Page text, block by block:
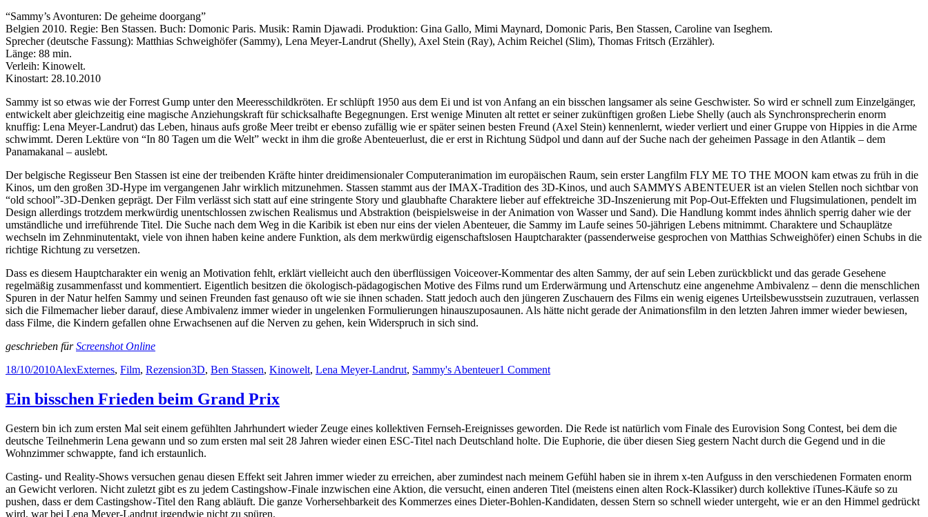
“Sammy’s Avonturen: De geheime doorgang”
Belgien 2010. Regie: Ben Stassen. Buch: Domonic Paris. Musik: Ramin Djawadi. Produktion: Gina Gallo, Mimi Maynard, Domonic Paris, Ben Stassen, Caroline van Iseghem.
Sprecher (deutsche Fassung): Matthias Schweighöfer (Sammy), Lena Meyer-Landrut (Shelly), Axel Stein (Ray), Achim Reichel (Slim), Thomas Fritsch (Erzähler).
Länge: 88 min.
Verleih: Kinowelt.
Kinostart: 28.10.2010
Sammy ist so etwas wie der Forrest Gump unter den Meeresschildkröten. Er schlüpft 1950 aus dem Ei und ist von Anfang an ein bisschen langsamer als seine Geschwister. So wird er schnell zum Einzelgänger,
entwickelt aber gleichzeitig eine magische Anziehungskraft für schicksalhafte Begegnungen. Erst wenige Minuten alt rettet er seiner zukünftigen großen Liebe Shelly (auch als Synchronsprecherin enorm
knuffig: Lena Meyer-Landrut) das Leben, hinaus aufs große Meer treibt er ebenso zufällig wie er später seinen besten Freund (Axel Stein) kennenlernt, wieder verliert und einer Gruppe von Hippies in die Arme
schwimmt. Deren Lektüre von “In 80 Tagen um die Welt” weckt in ihm die große Abenteuerlust, die er erst in Richtung Südpol und dann auf der Suche nach der geheimen Passage in den Atlantik – dem
Panamakanal – auslebt.
Der belgische Regisseur Ben Stassen ist eine der treibenden Kräfte hinter dreidimensionaler Computeranimation im europäischen Raum, sein erster Langfilm FLY ME TO THE MOON kam etwas zu früh in die
Kinos, um den großen 3D-Hype im vergangenen Jahr wirklich mitzunehmen. Stassen stammt aus der IMAX-Tradition des 3D-Kinos, und auch SAMMYS ABENTEUER ist an vielen Stellen noch sichtbar von
“old school”-3D-Denken geprägt. Der Film verlässt sich statt auf eine stringente Story und glaubhafte Charaktere lieber auf effektreiche 3D-Inszenierung mit Pop-Out-Effekten und Flugsimulationen, pendelt im
Design allerdings trotzdem merkwürdig unentschlossen zwischen Realismus und Abstraktion (beispielsweise in der Animation von Wasser und Sand). Die Handlung kommt indes ähnlich sperrig daher wie der
umständliche und irreführende Titel. Die Suche nach dem Weg in die Karibik ist eben nur eins der vielen Abenteuer, die Sammy im Laufe seines 50-jährigen Lebens mitnimmt. Charaktere und Schauplätze
wechseln im Zehnminutentakt, viele von ihnen haben keine andere Funktion, als dem merkwürdig eigenschaftslosen Hauptcharakter (passenderweise gesprochen von Matthias Schweighöfer) einen Schubs in die
richtige Richtung zu versetzen.
Dass es diesem Hauptcharakter ein wenig an Motivation fehlt, erklärt vielleicht auch den überflüssigen Voiceover-Kommentar des alten Sammy, der auf sein Leben zurückblickt und das gerade Gesehene
regelmäßig zusammenfasst und kommentiert. Eigentlich besitzen die ökologisch-pädagogischen Motive des Films rund um Erderwärmung und Artenschutz eine angenehme Ambivalenz – denn die menschlichen
Spuren in der Natur helfen Sammy und seinen Freunden fast genauso oft wie sie ihnen schaden. Statt jedoch auch den jüngeren Zuschauern des Films ein wenig eigenes Urteilsbewusstsein zuzutrauen, verlassen
sich die Filmemacher lieber darauf, diese Ambivalenz immer wieder in ungelenken Formulierungen hinauszuposaunen. Als hätte nicht gerade der Animationsfilm in den letzten Jahren immer wieder bewiesen,
dass Filme, die Kindern gefallen ohne Erwachsenen auf die Nerven zu gehen, kein Widerspruch in sich sind.
geschrieben fürScreenshot Online
Posted
18/10/2010Author
AlexCategories
Externes, Film, RezensionTags
3D, Ben Stassen, Kinowelt, Lena Meyer-Landrut, Sammy's Abenteuer1 Commenton
die
Welt
Abenteuer
Ein bisschen Frieden beim Grand Prix
Gestern bin ich zum ersten Mal seit einem gefühlten Jahrhundert wieder Zeuge eines kollektiven Fernseh-Ereignisses geworden. Die Rede ist natürlich vom Finale des Eurovision Song Contest, bei dem die
deutsche Teilnehmerin Lena gewann und so zum ersten mal seit 28 Jahren wieder einen ESC-Titel nach Deutschland holte. Die Euphorie, die über diesen Sieg gestern Nacht durch die Gegend und in die
Wohnzimmer schwappte, fand ich erstaunlich.
Casting- und Reality-Shows versuchen genau diesen Effekt seit Jahren immer wieder zu erreichen, aber zumindest nach meinem Gefühl haben sie in ihrem x-ten Aufguss in den verschiedenen Formaten enorm
an Gewicht verloren. Nicht zuletzt gibt es zu jedem Castingshow-Finale inzwischen eine Aktion, die versucht, einen anderen Titel (meistens einen alten Rock-Klassiker) durch kollektive iTunes-Käufe so zu
pushen, dass er dem Castingshow-Titel den Rang abläuft. Die ganze Vorhersehbarkeit des Kommerzes eines Dieter-Bohlen-Kandidaten, dessen Stern so schnell wieder untergeht, wie er an den Himmel gedrückt
wird, war bei Lena Meyer-Landrut irgendwie nicht zu spüren.